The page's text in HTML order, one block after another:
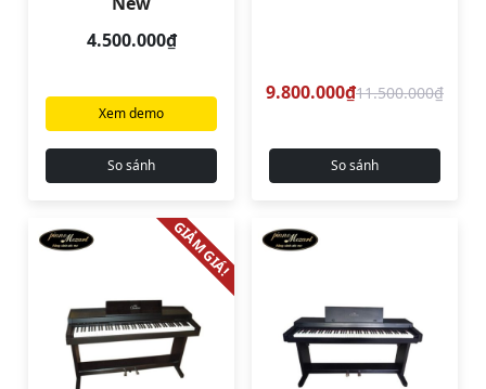
4.500.000₫
Xem demo
So sánh
9.800.000₫11.500.000₫
So sánh
GIẢM GIÁ!